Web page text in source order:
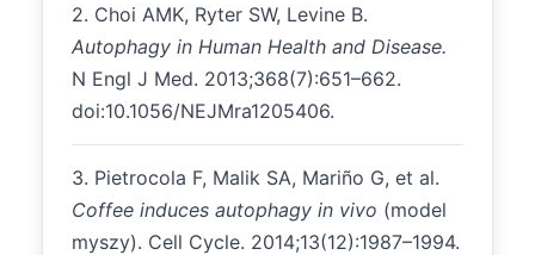
2. Choi AMK, Ryter SW, Levine B.
Autophagy in Human Health and Disease.
N Engl J Med. 2013;368(7):651–662.
doi:10.1056/NEJMra1205406.
3. Pietrocola F, Malik SA, Mariño G, et al.
Coffee induces autophagy in vivo (model
myszy). Cell Cycle. 2014;13(12):1987–1994.